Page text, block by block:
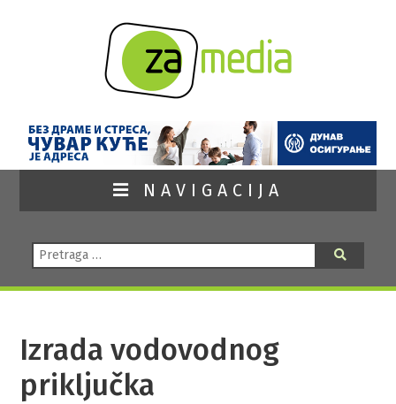
NAVIGACIJA
Pretraga:
Izrada vodovodnog
priključka